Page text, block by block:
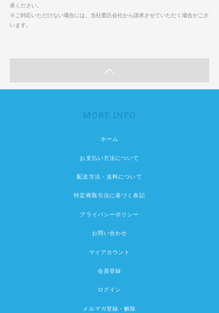
承ください。
※ご対応いただけない場合には、当社委託会社から請求させていただく場合がござ
います。
MORE INFO
ホーム
お支払い方法について
配送方法・送料について
特定商取引法に基づく表記
プライバシーポリシー
お問い合わせ
マイアカウント
会員登録
ログイン
メルマガ登録・解除